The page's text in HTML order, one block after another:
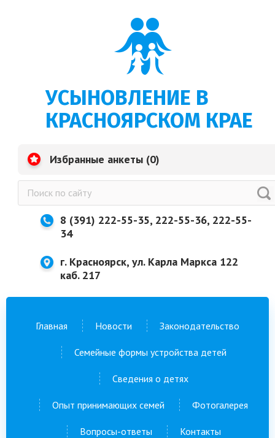
УСЫНОВЛЕНИЕ В
КРАСНОЯРСКОМ КРАЕ
Избранные анкеты (0)
8 (391) 222-55-35, 222-55-36, 222-55-
34
г. Красноярск, ул. Карла Маркса 122
каб. 217
Главная Новости Законодательство
Семейные формы устройства детей
Сведения о детях
Опыт принимающих семей Фотогалерея
Вопросы-ответы Контакты